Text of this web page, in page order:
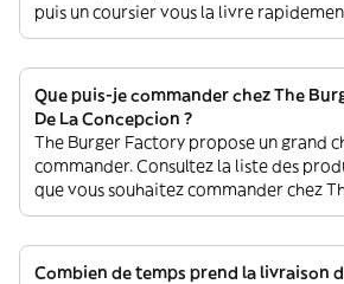
puis un coursier vous la livre
Que puis-je commander chez The
De La Concepcion ?
The Burger Factory propose un grand
commander. Consultez la liste des
que vous souhaitez commander chez
Combien de temps prend la livraison